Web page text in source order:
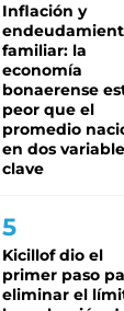
Inflación y
familiar: la
economía
bonaerense
peor que el
promedio
en dos
clave
Kicillof dio el
primer paso
eliminar el